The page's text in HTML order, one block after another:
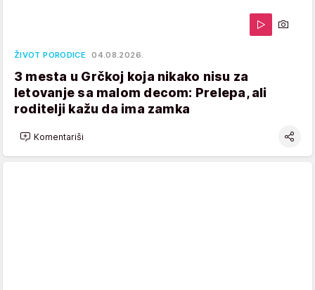
ŽIVOT PORODICE 04.08.2026.
3 mesta u Grčkoj koja nikako nisu za
letovanje sa malom decom: Prelepa, ali
roditelji kažu da ima zamka
Komentariši